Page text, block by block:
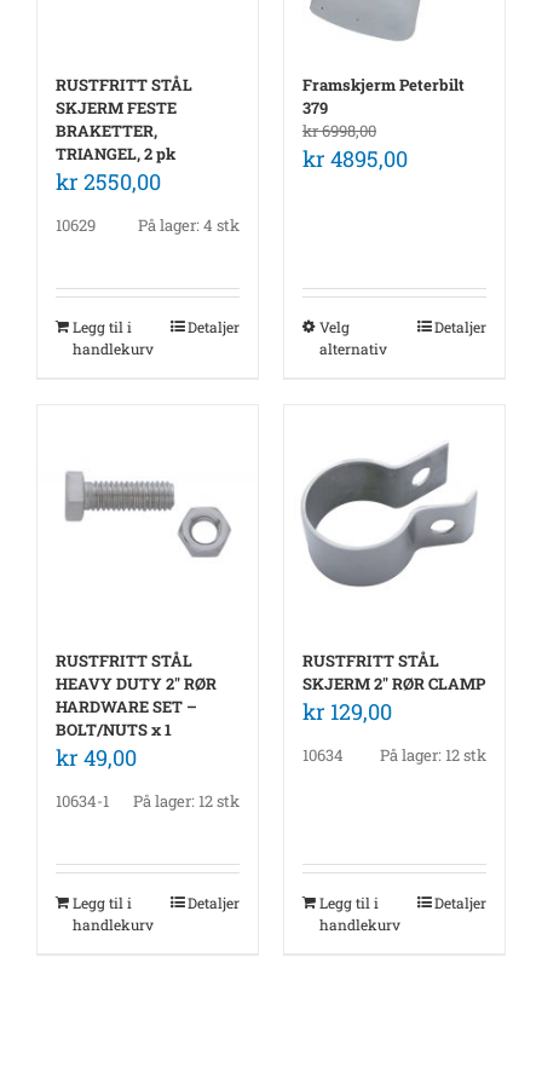
RUSTFRITT STÅL
SKJERM FESTE
BRAKETTER,
TRIANGEL, 2 pk
kr 2550,00
10629 På lager: 4 stk
Legg til i
handlekurv
Detaljer
Framskjerm Peterbilt
379
kr6998,00
kr 4895,00
Velg
alternativ
Detaljer
RUSTFRITT STÅL
HEAVY DUTY 2″ RØR
HARDWARE SET –
BOLT/NUTS x 1
kr 49,00
10634-1 På lager: 12 stk
Legg til i
handlekurv
Detaljer
RUSTFRITT STÅL
SKJERM 2″ RØR CLAMP
kr 129,00
10634 På lager: 12 stk
Legg til i
handlekurv
Detaljer